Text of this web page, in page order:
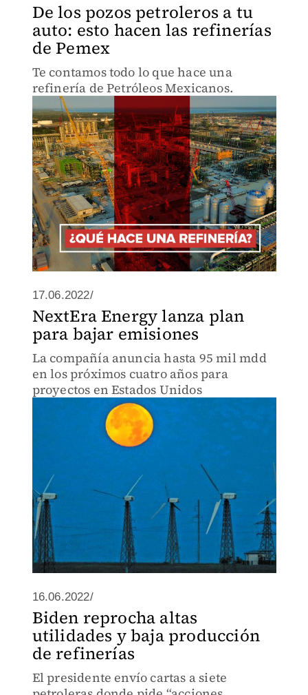
De los pozos petroleros a tu
auto: esto hacen las refinerías
de Pemex
Te contamos todo lo que hace una
refinería de Petróleos Mexicanos.
17.06.2022/
NextEra Energy lanza plan
para bajar emisiones
La compañía anuncia hasta 95 mil mdd
en los próximos cuatro años para
proyectos en Estados Unidos
16.06.2022/
Biden reprocha altas
utilidades y baja producción
de refinerías
El presidente envío cartas a siete